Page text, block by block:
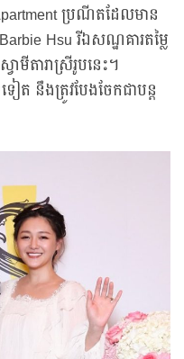
ប្រណីតដែលមាន
Hsu រីឯសណ្ឋគារតម្លៃ
មីតារាស្រីរូបនេះ។
នឹងត្រូវបែងចែកជាបន្ត